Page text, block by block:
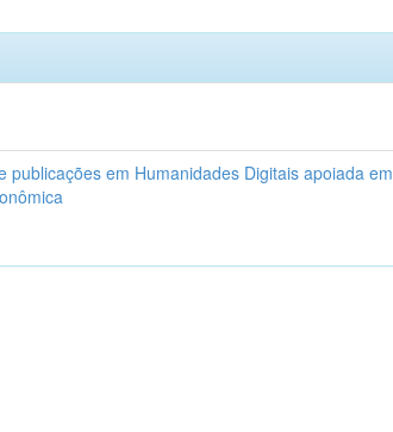
publicações em Humanidades Digitais apoiada em